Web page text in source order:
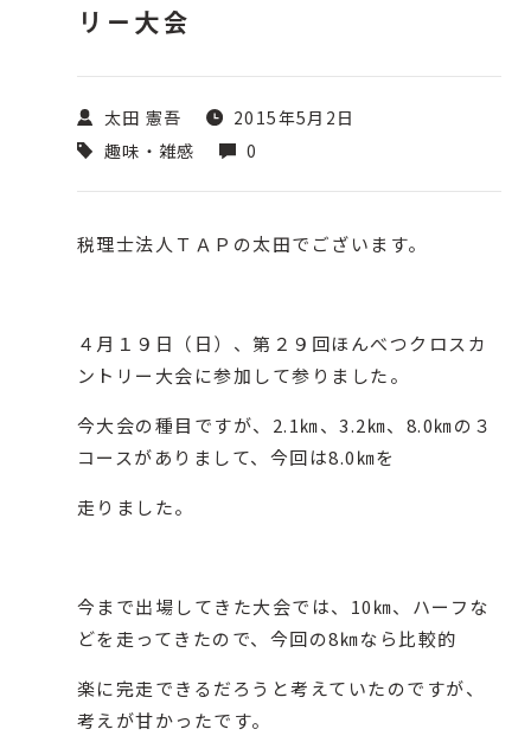
リー大会
太田 憲吾
2015年5月2日
趣味・雑感
0
税理士法人ＴＡＰの太田でございます。
４月１９日（日）、第２９回ほんべつクロスカ
ントリー大会に参加して参りました。
今大会の種目ですが、2.1㎞、3.2㎞、8.0㎞の３
コースがありまして、今回は8.0㎞を
走りました。
今まで出場してきた大会では、10㎞、ハーフな
どを走ってきたので、今回の8㎞なら比較的
楽に完走できるだろうと考えていたのですが、
考えが甘かったです。